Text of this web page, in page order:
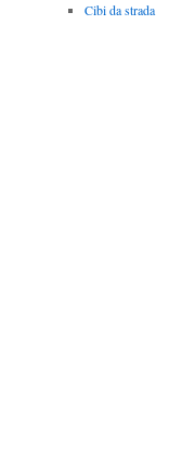
Cibi da strada